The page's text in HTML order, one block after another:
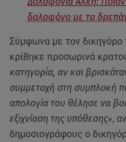
δολοφόνο με το
Σύμφωνα με τον δικηγόρο
κρίθηκε προσωρινά
κατηγορία, αν και
συμμετοχή στη συμπλοκή
απολογία του θέλησε να
εξιχνίαση της υπόθεσης»,
δημοσιογράφους ο